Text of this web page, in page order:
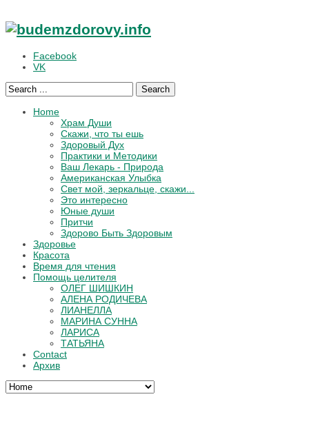
Facebook
VK
Search
Home
Храм Души
Скажи, что ты ешь
Здоровый Дух
Практики и Методики
Ваш Лекарь - Природа
Американская Улыбка
Свет мой, зеркальце, скажи...
Это интересно
Юные души
Притчи
Здорово Быть Здоровым
Здоровье
Красота
Время для чтения
Помощь целителя
ОЛЕГ ШИШКИН
АЛЕНА РОДИЧЕВА
ЛИАНЕЛЛА
МАРИНА СУННА
ЛАРИСА
ТАТЬЯНА
Contact
Архив